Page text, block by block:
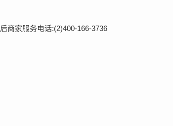
商家服务电话:(2)400-166-3736